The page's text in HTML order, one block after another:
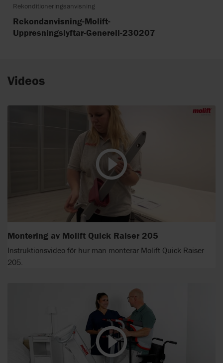
Rekonditioneringsanvisning
Rekondanvisning-Molift-
Uppresningslyftar-Generell-230207
Videos
Montering av Molift Quick Raiser 205
Instruktionsvideo för hur man monterar Molift Quick Raiser
205.